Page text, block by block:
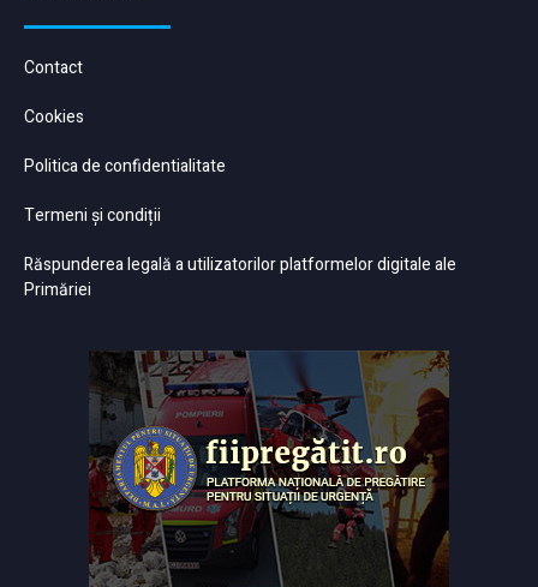
Contact
Cookies
Politica de confidentialitate
Termeni și condiții
Răspunderea legală a utilizatorilor platformelor digitale ale
Primăriei